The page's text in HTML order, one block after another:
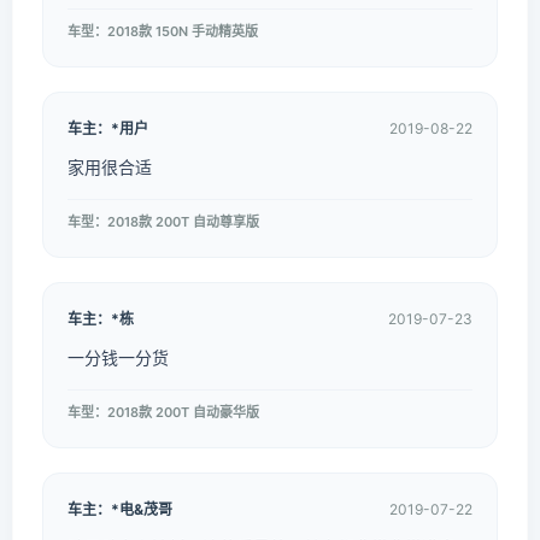
车型：2018款 150N 手动精英版
车主：*用户 2019-08-22
家用很合适
车型：2018款 200T 自动尊享版
车主：*栋 2019-07-23
一分钱一分货
车型：2018款 200T 自动豪华版
车主：*电&茂哥 2019-07-22